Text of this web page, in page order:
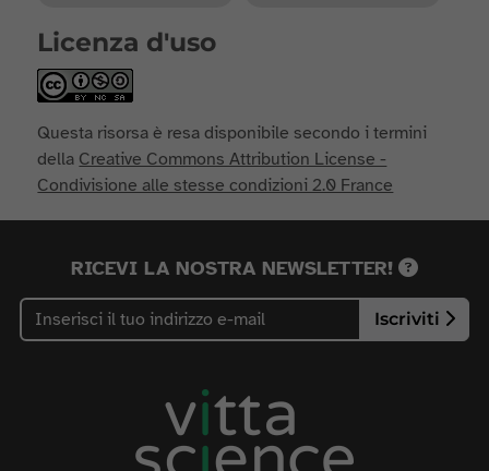
Licenza d'uso
Questa risorsa è resa disponibile secondo i termini
della Creative Commons Attribution License -
Condivisione alle stesse condizioni 2.0 France
RICEVI LA NOSTRA NEWSLETTER!
Iscriviti